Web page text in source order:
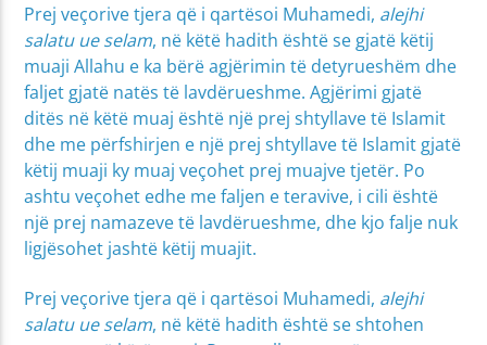
Prej veçorive tjera që i qartësoi Muhamedi, alejhi
salatu ue selam, në këtë hadith është se gjatë këtij
muaji Allahu e ka bërë agjërimin të detyrueshëm dhe
faljet gjatë natës të lavdërueshme. Agjërimi gjatë
ditës në këtë muaj është një prej shtyllave të Islamit
dhe me përfshirjen e një prej shtyllave të Islamit gjatë
këtij muaji ky muaj veçohet prej muajve tjetër. Po
ashtu veçohet edhe me faljen e teravive, i cili është
një prej namazeve të lavdërueshme, dhe kjo falje nuk
ligjësohet jashtë këtij muajit.
Prej veçorive tjera që i qartësoi Muhamedi, alejhi
salatu ue selam, në këtë hadith është se shtohen